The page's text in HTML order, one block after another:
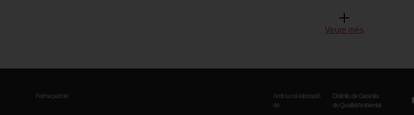
Veure més
Forma part de:
Amb la col·laboració
de:
Distintiu de Garantia
de Qualitat Ambiental